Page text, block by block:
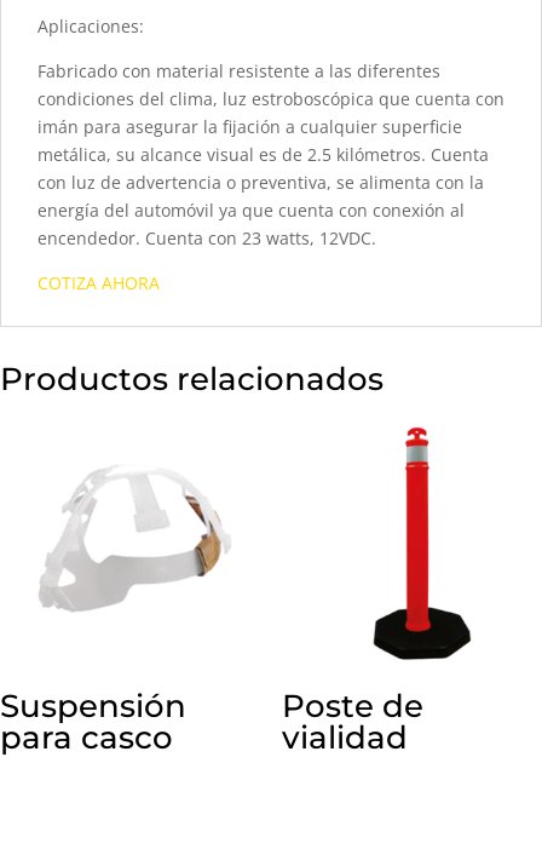
Aplicaciones:
Fabricado con material resistente a las diferentes
condiciones del clima, luz estroboscópica que cuenta con
imán para asegurar la fijación a cualquier superficie
metálica, su alcance visual es de 2.5 kilómetros. Cuenta
con luz de advertencia o preventiva, se alimenta con la
energía del automóvil ya que cuenta con conexión al
encendedor. Cuenta con 23 watts, 12VDC.
COTIZA AHORA
Productos relacionados
Suspensión
para casco
Poste de
vialidad